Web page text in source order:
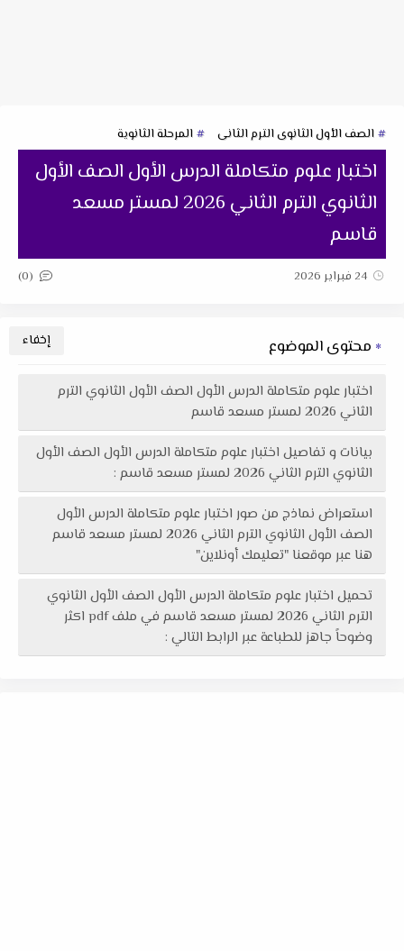
الصف الأول الثانوى الترم الثانى المرحلة الثانوية
اختبار علوم متكاملة الدرس الأول الصف الأول
الثانوي الترم الثاني 2026 لمستر مسعد
قاسم
24 فبراير 2026 (0)
محتوى الموضوع
اختبار علوم متكاملة الدرس الأول الصف الأول الثانوي الترم
الثاني 2026 لمستر مسعد قاسم
بيانات و تفاصيل اختبار علوم متكاملة الدرس الأول الصف الأول
الثانوي الترم الثاني 2026 لمستر مسعد قاسم :
استعراض نماذج من صور اختبار علوم متكاملة الدرس الأول
الصف الأول الثانوي الترم الثاني 2026 لمستر مسعد قاسم
هنا عبر موقعنا "تعليمك أونلاين"
تحميل اختبار علوم متكاملة الدرس الأول الصف الأول الثانوي
الترم الثاني 2026 لمستر مسعد قاسم في ملف pdf اكثر
وضوحاً جاهز للطباعة عبر الرابط التالي :